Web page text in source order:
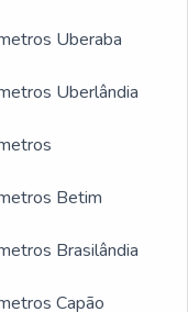
Uberaba
Uberlândia
Betim
Brasilândia
Capão